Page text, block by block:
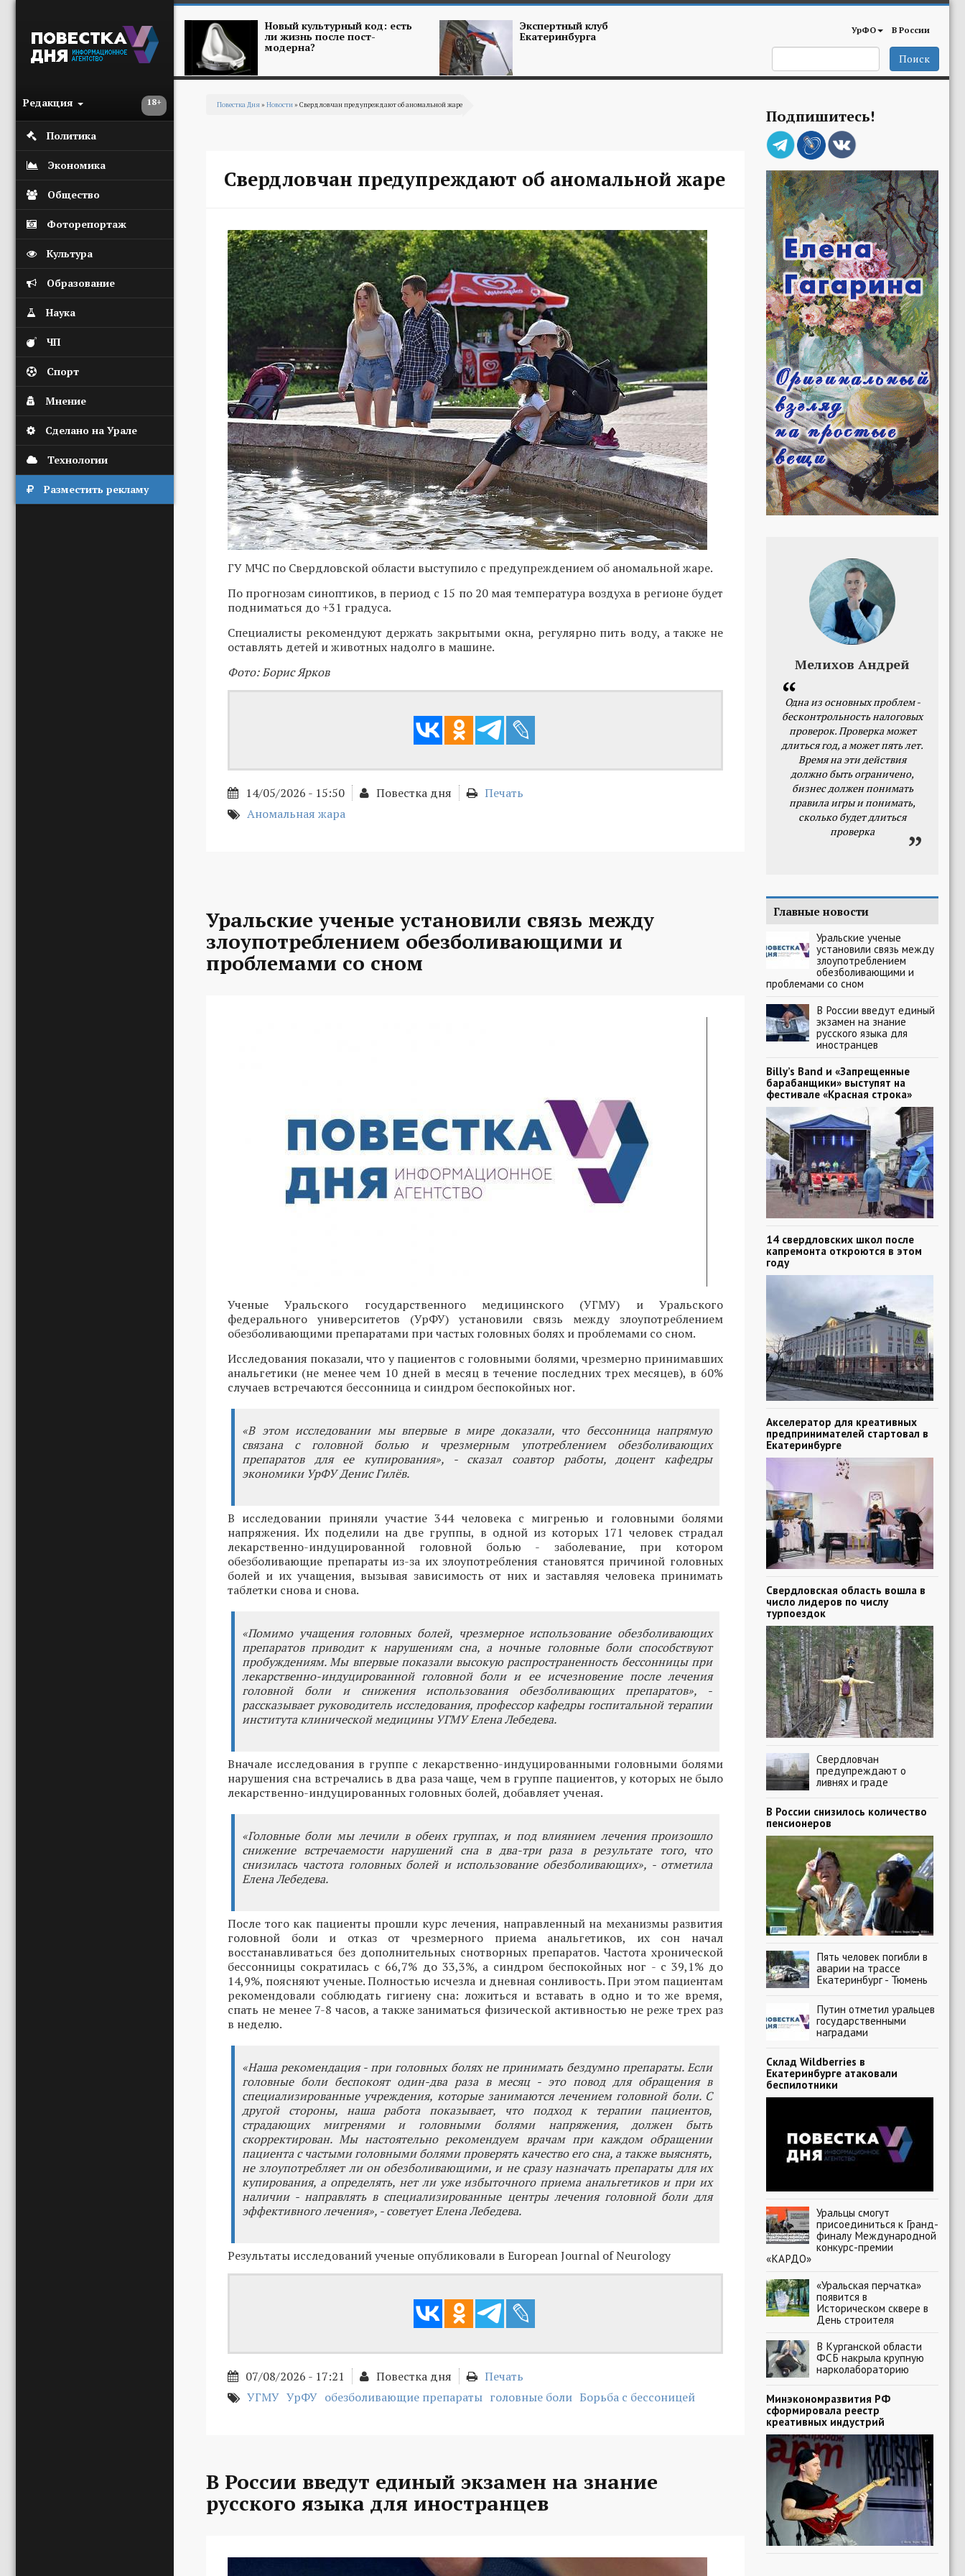
18+
Редакция
Политика
Экономика
Общество
Фоторепортаж
Культура
Образование
Наука
ЧП
Спорт
Мнение
Сделано на Урале
Технологии
Разместить рекламу
Новый культурный код: есть
ли жизнь после пост-
модерна?
Экспертный клуб
Екатеринбурга УрФО В России
Поиск
Повестка Дня» Новости» Свердловчан предупреждают об аномальной жаре
Свердловчан предупреждают об аномальной жаре
ГУ МЧС по Свердловской области выступило с предупреждением об аномальной жаре.
По прогнозам синоптиков, в период с 15 по 20 мая температура воздуха в регионе будет
подниматься до +31 градуса.
Специалисты рекомендуют держать закрытыми окна, регулярно пить воду, а также не
оставлять детей и животных надолго в машине.
Фото: Борис Ярков
14/05/2026 - 15:50 Повестка дня
Печать
Аномальная жара
Уральские ученые установили связь между
злоупотреблением обезболивающими и
проблемами со сном
Ученые Уральского государственного медицинского (УГМУ) и Уральского
федерального университетов (УрФУ) установили связь между злоупотреблением
обезболивающими препаратами при частых головных болях и проблемами со сном.
Исследования показали, что у пациентов с головными болями, чрезмерно принимавших
анальгетики (не менее чем 10 дней в месяц в течение последних трех месяцев), в 60%
случаев встречаются бессонница и синдром беспокойных ног.
«В этом исследовании мы впервые в мире доказали, что бессонница напрямую
связана с головной болью и чрезмерным употреблением обезболивающих
препаратов для ее купирования», - сказал соавтор работы, доцент кафедры
экономики УрФУ Денис Гилёв.
В исследовании приняли участие 344 человека с мигренью и головными болями
напряжения. Их поделили на две группы, в одной из которых 171 человек страдал
лекарственно-индуцированной головной болью - заболевание, при котором
обезболивающие препараты из-за их злоупотребления становятся причиной головных
болей и их учащения, вызывая зависимость от них и заставляя человека принимать
таблетки снова и снова.
«Помимо учащения головных болей, чрезмерное использование обезболивающих
препаратов приводит к нарушениям сна, а ночные головные боли способствуют
пробуждениям. Мы впервые показали высокую распространенность бессонницы при
лекарственно-индуцированной головной боли и ее исчезновение после лечения
головной боли и снижения использования обезболивающих препаратов», -
рассказывает руководитель исследования, профессор кафедры госпитальной терапии
института клинической медицины УГМУ Елена Лебедева.
Вначале исследования в группе с лекарственно-индуцированными головными болями
нарушения сна встречались в два раза чаще, чем в группе пациентов, у которых не было
лекарственно-индуцированных головных болей, добавляет ученая.
«Головные боли мы лечили в обеих группах, и под влиянием лечения произошло
снижение встречаемости нарушений сна в два-три раза в результате того, что
снизилась частота головных болей и использование обезболивающих», - отметила
Елена Лебедева.
После того как пациенты прошли курс лечения, направленный на механизмы развития
головной боли и отказ от чрезмерного приема анальгетиков, их сон начал
восстанавливаться без дополнительных снотворных препаратов. Частота хронической
бессонницы сократилась с 66,7% до 33,3%, а синдром беспокойных ног - с 39,1% до
14,9%, поясняют ученые. Полностью исчезла и дневная сонливость. При этом пациентам
рекомендовали соблюдать гигиену сна: ложиться и вставать в одно и то же время,
спать не менее 7-8 часов, а также заниматься физической активностью не реже трех раз
в неделю.
«Наша рекомендация - при головных болях не принимать бездумно препараты. Если
головные боли беспокоят один-два раза в месяц - это повод для обращения в
специализированные учреждения, которые занимаются лечением головной боли. С
другой стороны, наша работа показывает, что подход к терапии пациентов,
страдающих мигренями и головными болями напряжения, должен быть
скорректирован. Мы настоятельно рекомендуем врачам при каждом обращении
пациента с частыми головными болями проверять качество его сна, а также выяснять,
не злоупотребляет ли он обезболивающими, и не сразу назначать препараты для их
купирования, а определять, нет ли уже избыточного приема анальгетиков и при их
наличии - направлять в специализированные центры лечения головной боли для
эффективного лечения», - советует Елена Лебедева.
Результаты исследований ученые опубликовали в European Journal of Neurology
07/08/2026 - 17:21 Повестка дня
Печать
УГМУ УрФУ обезболивающие препараты головные боли Борьба с бессоницей
В России введут единый экзамен на знание
русского языка для иностранцев
Подпишитесь!
Мелихов Андрей
Одна из основных проблем -
бесконтрольность налоговых
проверок. Проверка может
длиться год, а может пять лет.
Время на эти действия
должно быть ограничено,
бизнес должен понимать
правила игры и понимать,
сколько будет длиться
проверка
Главные новости
Уральские ученые
установили связь между
злоупотреблением
обезболивающими и
проблемами со сном
В России введут единый
экзамен на знание
русского языка для
иностранцев
Billy’s Band и «Запрещенные
барабанщики» выступят на
фестивале «Красная строка»
14 свердловских школ после
капремонта откроются в этом
году
Акселератор для креативных
предпринимателей стартовал в
Екатеринбурге
Свердловская область вошла в
число лидеров по числу
турпоездок
Свердловчан
предупреждают о
ливнях и граде
В России снизилось количество
пенсионеров
Пять человек погибли в
аварии на трассе
Екатеринбург - Тюмень
Путин отметил уральцев
государственными
наградами
Склад Wildberries в
Екатеринбурге атаковали
беспилотники
Уральцы смогут
присоединиться к Гранд-
финалу Международной
конкурс-премии
«КАРДО»
«Уральская перчатка»
появится в
Историческом сквере в
День строителя
В Курганской области
ФСБ накрыла крупную
нарколабораторию
Минэкономразвития РФ
сформировала реестр
креативных индустрий